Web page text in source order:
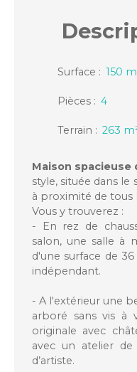
Surface : 150
Pièces : 4
Terrain : 263
Maison spacieuse
style, située dans
à proximité de tous
Vous y trouverez :
- En rez de
salon, une salle à
d'une surface de
indépendant.
- A l'extérieur une
arboré sans vis à
originale avec
avec un atelier
d’artiste.